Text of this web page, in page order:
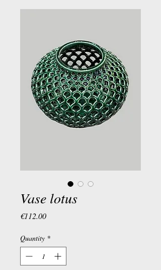
Vase lotus
€112.00Price
Quantity *